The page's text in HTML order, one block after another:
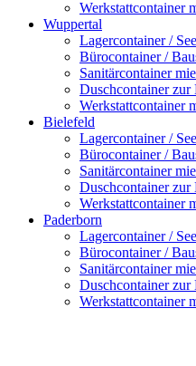
Werkstattcontainer
Wuppertal
Lagercontainer /
Bürocontainer /
Sanitärcontainer
Duschcontainer
Werkstattcontainer
Bielefeld
Lagercontainer /
Bürocontainer /
Sanitärcontainer
Duschcontainer
Werkstattcontainer
Paderborn
Lagercontainer /
Bürocontainer /
Sanitärcontainer
Duschcontainer zur
Werkstattcontainer